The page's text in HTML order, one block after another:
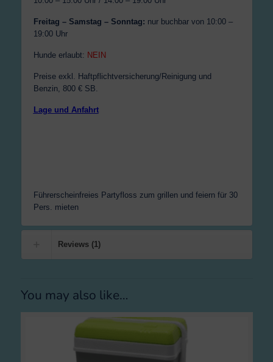
Freitag – Samstag – Sonntag: nur buchbar von 10:00 –
19:00 Uhr
Hunde erlaubt: NEIN
Preise exkl. Haftpflichtversicherung/Reinigung und
Benzin, 800 € SB.
Lage und Anfahrt
Führerscheinfreies Partyfloss zum grillen und feiern für 30
Pers. mieten
Reviews (1)
You may also like…